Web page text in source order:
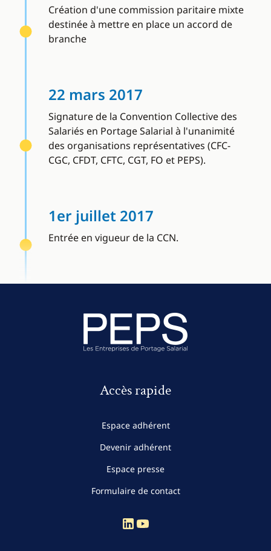
Création d'une commission paritaire mixte
destinée à mettre en place un accord de
branche
22 mars 2017
Signature de la Convention Collective des
Salariés en Portage Salarial à l'unanimité
des organisations représentatives (CFC-
CGC, CFDT, CFTC, CGT, FO et PEPS).
1er juillet 2017
Entrée en vigueur de la CCN.
Accès rapide
Espace adhérent
Devenir adhérent
Espace presse
Formulaire de contact